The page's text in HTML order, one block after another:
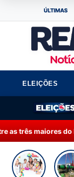
ÚLTIMAS
ELEIÇÕES
Brasil 21:26 | MANAUS